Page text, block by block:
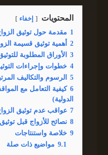
المحتويات إخفاء
1 مقدمة حول توثيق
2
أهمية توثيق قسيمة
3
الأوراق المطلوبة
4 خطوات وإجراءات
5
الرسوم والتكاليف
6 كيفية التعامل مع
الدولية)
7 عواقب عدم توثيق
8 نصائح للأزواج قبل
9 خلاصة واستنتاجات
9.1 مواضيع ذات صلة